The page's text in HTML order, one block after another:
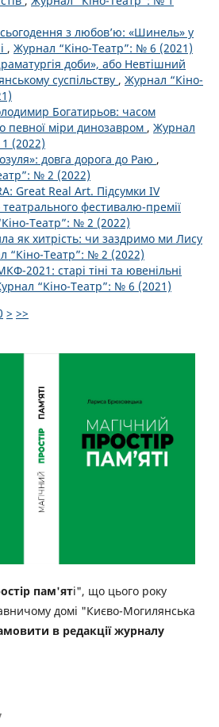
сьогодення з любов’ю: «Шинель» у
, Журнал “Кіно-Театр”: № 6 (2021)
доби», або Невтішний
суспільству , Журнал “Кіно-
Богатирьов: часом
певної міри динозавром , Журнал
(2022)
довга дорога до Раю ,
№ 2 (2022)
Great Real Art. Підсумки IV
театрального фестивалю-премії
Театр”: № 2 (2022)
як хитрість: чи заздримо ми Лису
“Кіно-Театр”: № 2 (2022)
2021: старі тіні та ювенільні
“Кіно-Театр”: № 6 (2021)
> >>
пам'яті", що цього року
домі "Києво-Могилянська
в редакції журналу